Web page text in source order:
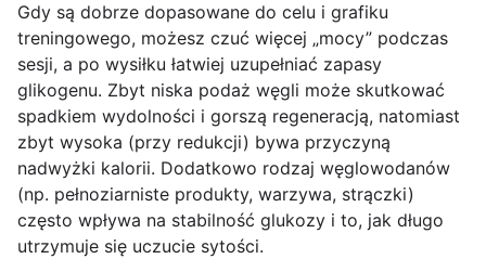
Gdy są dobrze dopasowane do celu i grafiku
treningowego, możesz czuć więcej „mocy” podczas
sesji, a po wysiłku łatwiej uzupełniać zapasy
glikogenu. Zbyt niska podaż węgli może skutkować
spadkiem wydolności i gorszą regeneracją, natomiast
zbyt wysoka (przy redukcji) bywa przyczyną
nadwyżki kalorii. Dodatkowo rodzaj węglowodanów
(np. pełnoziarniste produkty, warzywa, strączki)
często wpływa na stabilność glukozy i to, jak długo
utrzymuje się uczucie sytości.